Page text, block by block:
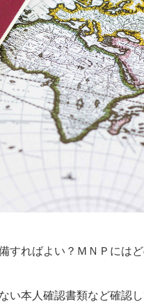
すればよい？ＭＮＰには
い本人確認書類など確認